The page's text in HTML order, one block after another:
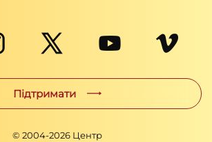
Підтримати
© 2004-2026 Центр